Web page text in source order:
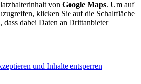
von Google Maps. Um auf
klicken Sie auf die Schaltfläche
dass dabei Daten an Drittanbieter
und Inhalte entsperren